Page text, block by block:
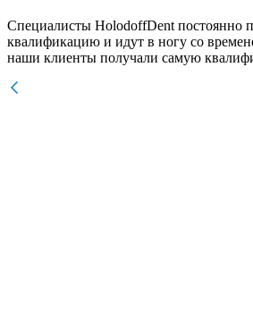
Специалисты HolodoffDent постоянно
квалификацию и идут в ногу со
наши клиенты получали самую